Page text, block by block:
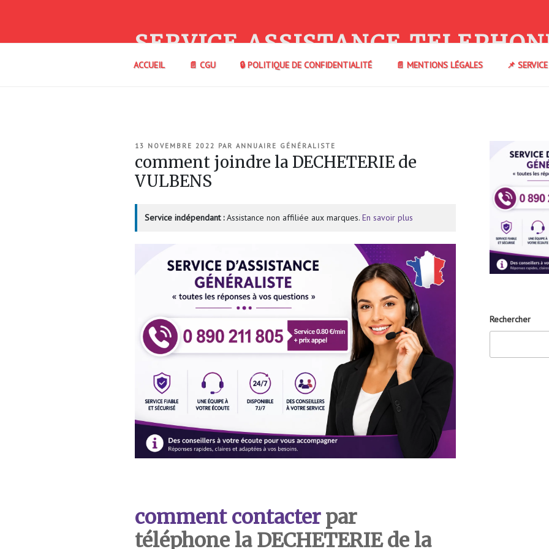
SERVICE ASSISTANCE
ACCUEIL 📄 CGU 🔒 POLITIQUE DE CONFIDENTIALITÉ 📄 MENTIONS LÉGALES 📌
PUBLIÉ
13 NOVEMBRE 2022 PAR ANNUAIRE GÉNÉRALISTE
comment joindre la DECHETERIE de
VULBENS
Service indépendant :Assistance non affiliée aux marques. En savoir plus
comment contacterpar
téléphone la DECHETERIE de la
Rechercher